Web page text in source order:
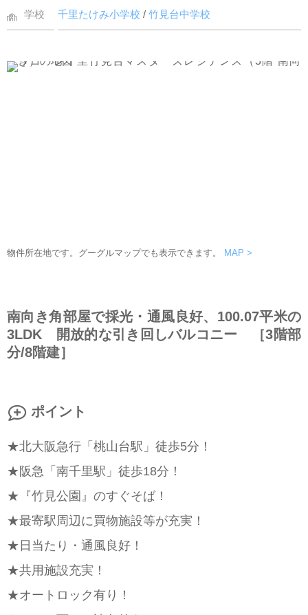
学校 千里たけみ小学校/竹見台中学校
物件所在地です。グーグルマップでも表示できます。 MAP >
南向き角部屋で採光・通風良好、100.07平米の
3LDK 開放的な引き回しバルコニー ［3階部
分/8階建］
ポイント
★北大阪急行「桃山台駅」徒歩5分！
★阪急「南千里駅」徒歩18分！
★『竹見公園』のすぐそば！
★最寄駅周辺に買物施設等が充実！
★日当たり・通風良好！
★共用施設充実！
★オートロック有り！